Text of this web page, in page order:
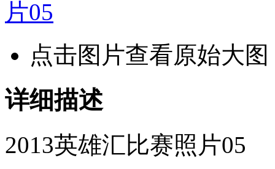
点击图片查看原始大图
详细描述
2013英雄汇比赛照片05